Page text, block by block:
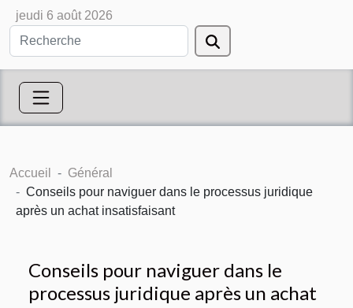
jeudi 6 août 2026
Accueil
Général
Conseils pour naviguer dans le processus juridique
après un achat insatisfaisant
Conseils pour naviguer dans le
processus juridique après un achat